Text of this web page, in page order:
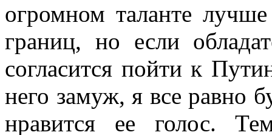
огромном таланте
границ, но если
согласится пойти к
него замуж, я все равно
нравится ее голос.